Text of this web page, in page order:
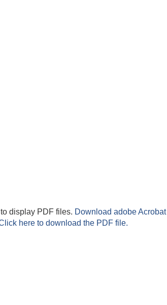
display PDF files. Download adobe Acrobat
here to download the PDF file.